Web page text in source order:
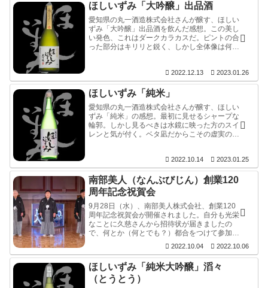
ほしいずみ「大吟醸」出品酒
愛知県の丸一酒造株式会社さんが醸す、ほしい
ずみ「大吟醸」出品酒を飲んだ感想。この美し
い発色、これはダークカラカスだ。ピントの合
った部分はキリリと鋭く、しかし全体像は何と
踏み込んでこその、溶ける澄んだ甘味となだら
かさ。
2022.12.13 2023.01.26
ほしいずみ「純米」
愛知県の丸一酒造株式会社さんが醸す、ほしい
ずみ「純米」の感想。最初に見せるシャープな
輪郭。しかし見るべきは水鏡に映った方のスイ
レンと気が付く。ベタ凪だからこその虚実の中
2022.10.14 2023.01.25
南部美人（なんぶびじん）創業120
周年記念祝賀会
9月28日（水）、南部美人株式会社、創業120
周年記念祝賀会が開催されました。自分も光栄
なことに久慈さんから招待状が届きましたの
で、何とか（何とでも？）都合をつけて参加し
2022.10.04 2022.10.06
ほしいずみ「純米大吟醸」滔々
（とうとう）